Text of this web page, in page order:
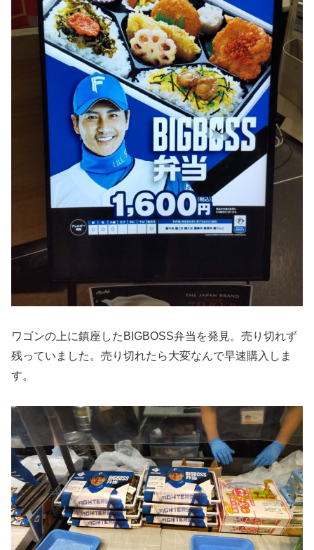
ワゴンの上に鎮座したBIGBOSS弁当を発見。売り切れず
残っていました。売り切れたら大変なんで早速購入しま
す。